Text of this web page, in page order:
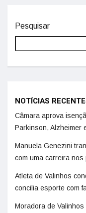
Pesquisar
NOTÍCIAS
Câmara aprova
Parkinson, Alzheimer
Manuela Genezini
com uma carreira nos
Atleta de Valinhos
concilia esporte com
Moradora de